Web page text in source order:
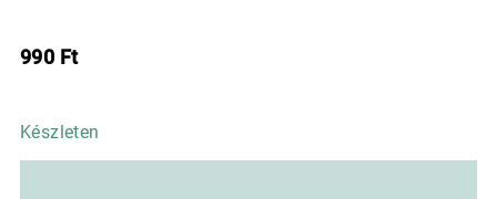
990 Ft
Készleten